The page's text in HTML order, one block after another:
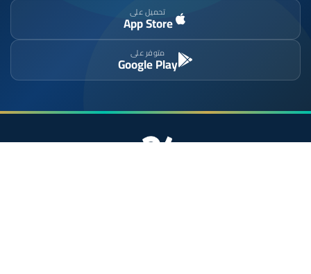
تحميل على
App Store
متوفر على
Google Play